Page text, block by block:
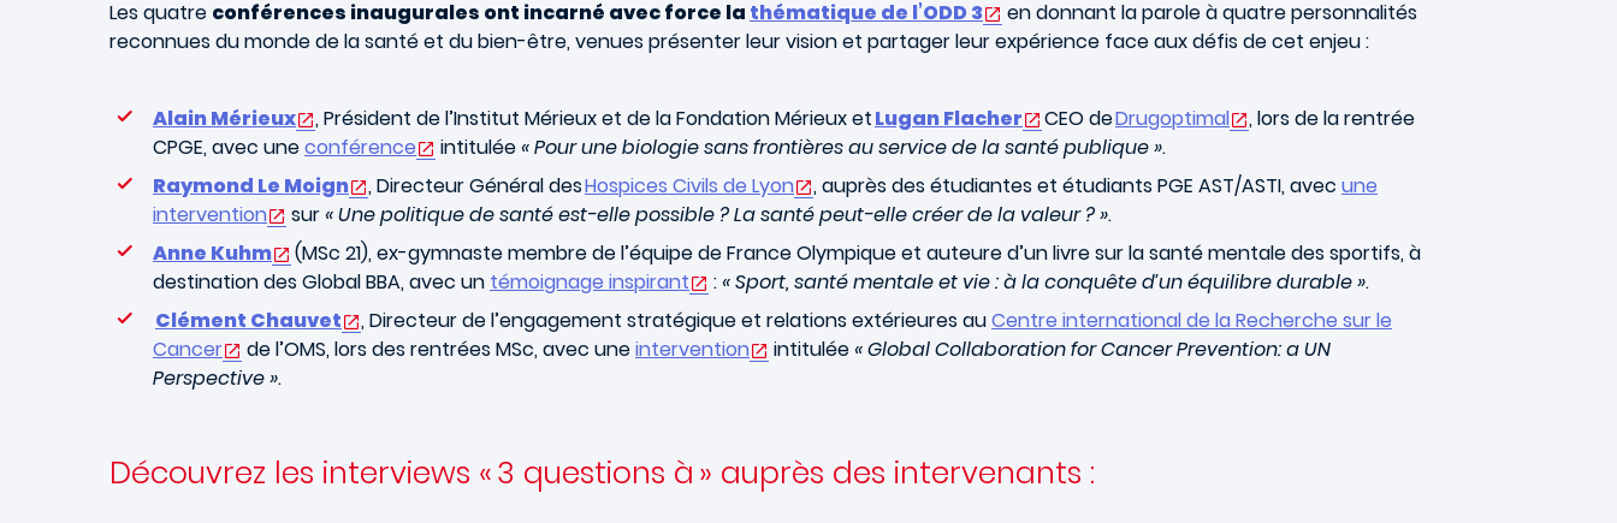
Les quatre conférences inaugurales ont incarné avec force la thématique de l’ODD 3
en donnant la parole à quatre personnalités
reconnues du monde de la santé et du bien-être, venues présenter leur vision et partager leur expérience face aux défis de cet enjeu :
Alain Mérieux , Président de l’Institut Mérieux et de la Fondation Mérieux etLugan Flacher CEO deDrugoptimal
, lors de la rentrée
CPGE, avec uneconférence intitulée« Pour une biologie sans frontières au service de la santé publique ».
Raymond Le Moign
, Directeur Général desHospices Civils de Lyon ,auprès des étudiantes et étudiants PGE AST/ASTI, avec une
intervention
sur« Une politique de santé est-elle possible ? La santé peut-elle créer de la valeur ? ».
Anne Kuhm
(MSc 21),ex-gymnaste membre de l’équipe de France Olympique et auteure d’un livre sur la santé mentale des sportifs, à
destination des Global BBA, avec un témoignage inspirant :« Sport, santé mentale et vie : à la conquête d’un équilibre durable ».
Clément Chauvet
, Directeur de l’engagement stratégique et relations extérieures auCentre international de la Recherche sur le
Cancer
de l’OMS, lors des rentrées MSc, avec uneintervention intitulée« Global Collaboration for Cancer Prevention: a UN
Perspective ».
Découvrez les interviews « 3 questions à » auprès des intervenants :